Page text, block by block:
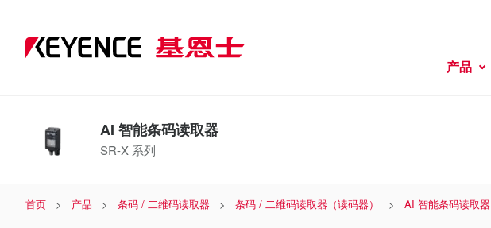
产品
AI 智能条码读取器
SR-X 系列
首页 产品 条码 / 二维码读取器 条码 / 二维码读取器（读码器） AI 智能条码读取器